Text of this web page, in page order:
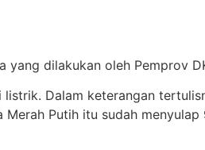
yang dilakukan oleh Pemprov
Dalam keterangan
Merah Putih itu sudah